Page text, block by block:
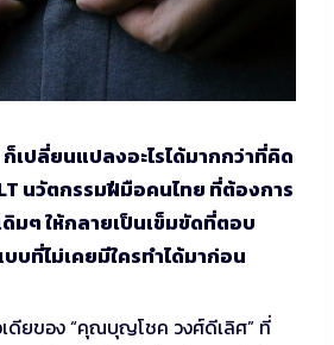
เปลี่ยนแปลงอะไรได้มากกว่าที่คิด
นวัตกรรมฝีมือคนไทย ที่ต้องการ
มๆ ให้กลายเป็นเข็มขัดที่ตอบ
บที่ไม่เคยมีใครทำได้มาก่อน
เดียของ “คุณบุญโชค วงศ์ดีเลิศ” ที่